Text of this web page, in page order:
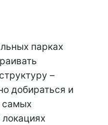
парках
–
добираться и
самых